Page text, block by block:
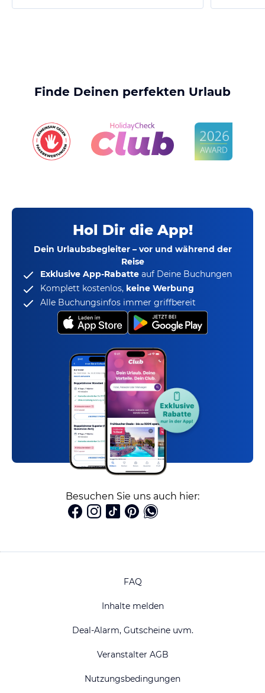
Finde Deinen perfekten Urlaub
Hol Dir die App!
Dein Urlaubsbegleiter – vor und während der
Reise
Exklusive App-Rabatte auf Deine Buchungen
Komplett kostenlos, keine Werbung
Alle Buchungsinfos immer griffbereit
Besuchen Sie uns auch hier:
FAQ
Inhalte melden
Deal-Alarm, Gutscheine uvm.
Veranstalter AGB
Nutzungsbedingungen